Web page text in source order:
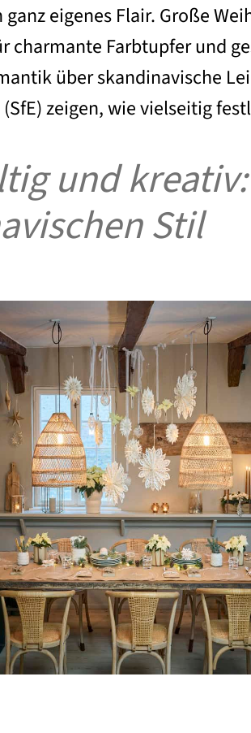
ganz eigenes Flair. Große
charmante Farbtupfer und
über skandinavische
zeigen, wie vielseitig
und
Stil